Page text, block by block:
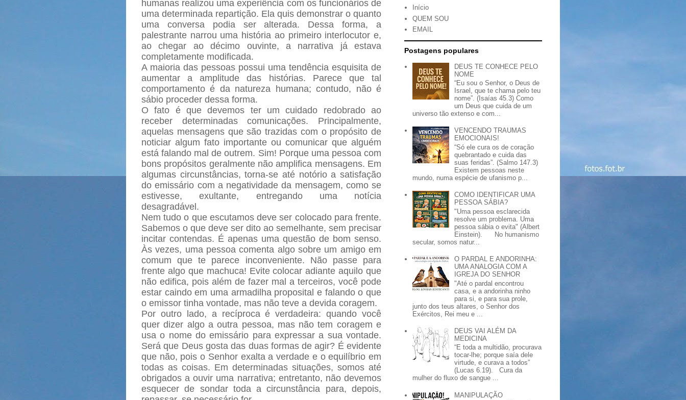
humanas realizou uma experiência com os funcionários de
uma determinada repartição. Ela quis demonstrar o quanto
uma conversa podia ser alterada. Dessa forma, a
palestrante narrou uma história ao primeiro interlocutor e,
ao chegar ao décimo ouvinte, a narrativa já estava
completamente modificada.
A maioria das pessoas possui uma tendência esquisita de
aumentar a amplitude das histórias. Parece que tal
comportamento é da natureza humana; contudo, não é
sábio proceder dessa forma.
O fato é que devemos ter um cuidado redobrado ao
receber determinadas comunicações. Principalmente,
aquelas mensagens que são trazidas com o propósito de
noticiar algum fato importante ou comunicar que alguém
está falando mal de outrem. Sim! Porque uma pessoa com
bons propósitos geralmente não amplifica mensagens. Em
algumas circunstâncias, torna-se até notório a satisfação
do emissário com a negatividade da mensagem, como se
estivesse, exultante, entregando uma notícia
desagradável.
Nem tudo o que escutamos deve ser colocado para frente.
Sabemos o que deve ser dito ao semelhante, sem precisar
incitar contendas. É apenas uma questão de bom senso.
Às vezes, uma pessoa comenta algo sobre um amigo em
comum que te parece inconveniente. Não passe para
frente algo que machuca! Evite colocar adiante aquilo que
não edifica, pois além de fazer mal a terceiros, você pode
estar caindo em uma armadilha proposital e falando o que
o emissor tinha vontade, mas não teve a devida coragem.
Por outro lado, a recíproca é verdadeira: quando você
quer dizer algo a outra pessoa, mas não tem coragem e
usa o nome do emissário para expressar a sua vontade.
Será que Deus gosta das duas formas de agir? É evidente
que não, pois o Senhor exalta a verdade e o equilíbrio em
todas as coisas. Em determinadas situações, somos até
obrigados a ouvir uma narrativa; entretanto, não devemos
esquecer de sondar toda a circunstância para, depois,
Início
QUEM SOU
EMAIL
Postagens populares
DEUS TE CONHECE PELO
NOME
“Eu sou o Senhor, o Deus de
Israel, que te chama pelo teu
nome”. (Isaías 45.3) Como
um Deus que cuida de um
universo tão extenso e com...
VENCENDO TRAUMAS
EMOCIONAIS!
“Só ele cura os de coração
quebrantado e cuida das
suas feridas”. (Salmo 147.3)
Existem pessoas neste
mundo, numa espécie de ufanismo p...
COMO IDENTIFICAR UMA
PESSOA SÁBIA?
"Uma pessoa esclarecida
resolve um problema. Uma
pessoa sábia o evita" (Albert
Einstein). No humanismo
secular, somos natur...
O PARDAL E ANDORINHA:
UMA ANALOGIA COM A
IGREJA DO SENHOR
"Até o pardal encontrou
casa, e a andorinha ninho
para si, e para sua prole,
junto dos teus altares, o Senhor dos
Exércitos, Rei meu e ...
DEUS VAI ALÉM DA
MEDICINA
“E toda a multidão, procurava
tocar-lhe; porque saía dele
virtude, e curava a todos”
(Lucas 6.19). Cura da
mulher do fluxo de sangue ...
MANIPULAÇÃO